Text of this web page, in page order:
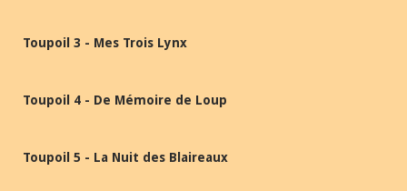
Toupoil 3 - Mes Trois Lynx
Toupoil 4 - De Mémoire de Loup
Toupoil 5 - La Nuit des Blaireaux